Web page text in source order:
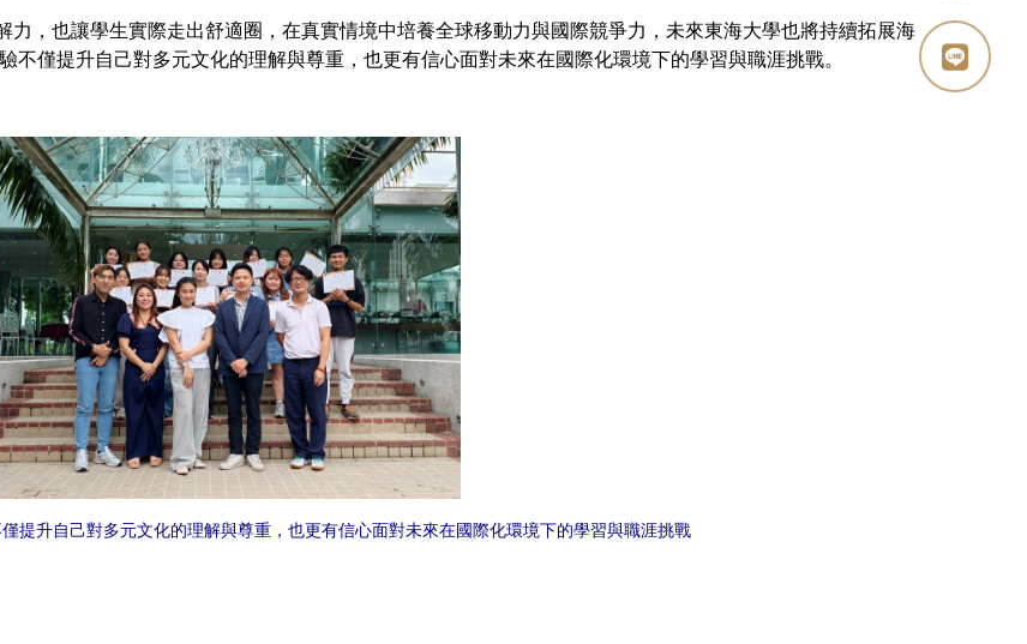
，也讓學生實際走出舒適圈，在真實情境中培養全球移動力與國際競爭力，未來東海大學也將持續拓展海
僅提升自己對多元文化的理解與尊重，也更有信心面對未來在國際化環境下的學習與職涯挑戰。
提升自己對多元文化的理解與尊重，也更有信心面對未來在國際化環境下的學習與職涯挑戰